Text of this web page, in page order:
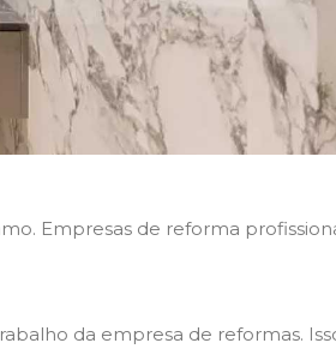
Empresas de reforma
da empresa de reformas.